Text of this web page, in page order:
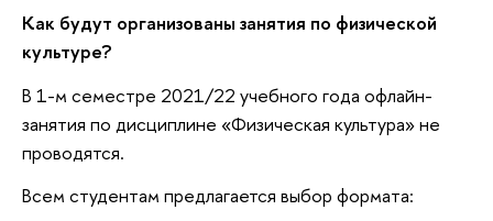
Как будут организованы занятия по физической
культуре?
В 1-м семестре 2021/22 учебного года офлайн-
занятия по дисциплине «Физическая культура» не
проводятся.
Всем студентам предлагается выбор формата: